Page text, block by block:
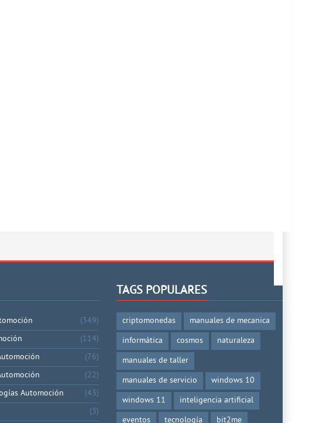
(349)
(114)
(76)
(22)
Automoción
(43)
(3)
TAGS POPULARES
criptomonedas
manuales de mecanica
informática
cosmos
naturaleza
manuales de taller
manuales de servicio
windows 10
windows 11
inteligencia artificial
eventos
tecnología bit2me